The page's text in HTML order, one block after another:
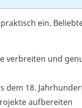
ein.
verbreiten und
dem 18.
aufbereiten